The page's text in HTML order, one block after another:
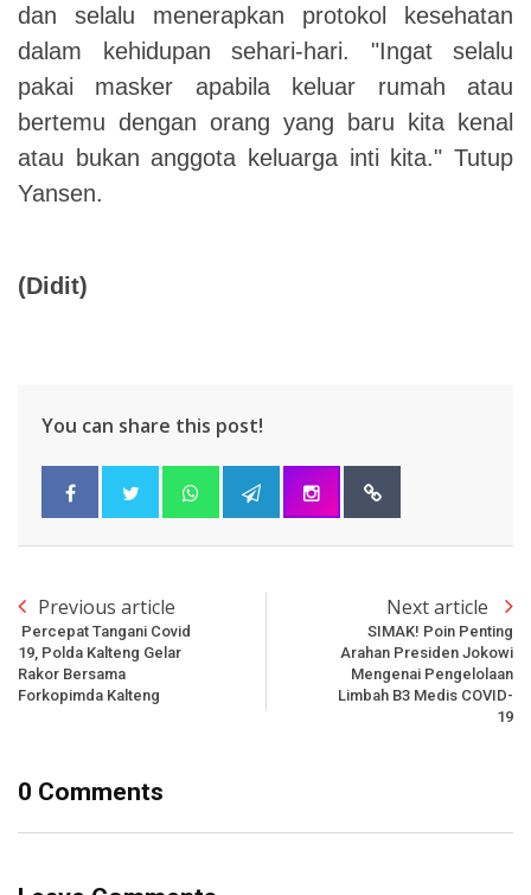
dan selalu menerapkan protokol kesehatan
dalam kehidupan sehari-hari. "Ingat selalu
pakai masker apabila keluar rumah atau
bertemu dengan orang yang baru kita kenal
atau bukan anggota keluarga inti kita." Tutup
Yansen.
(Didit)
You can share this post!
Previous article
Percepat Tangani Covid
19, Polda Kalteng Gelar
Rakor Bersama
Forkopimda Kalteng
Next article
SIMAK! Poin Penting
Arahan Presiden Jokowi
Mengenai Pengelolaan
Limbah B3 Medis COVID-
19
0 Comments